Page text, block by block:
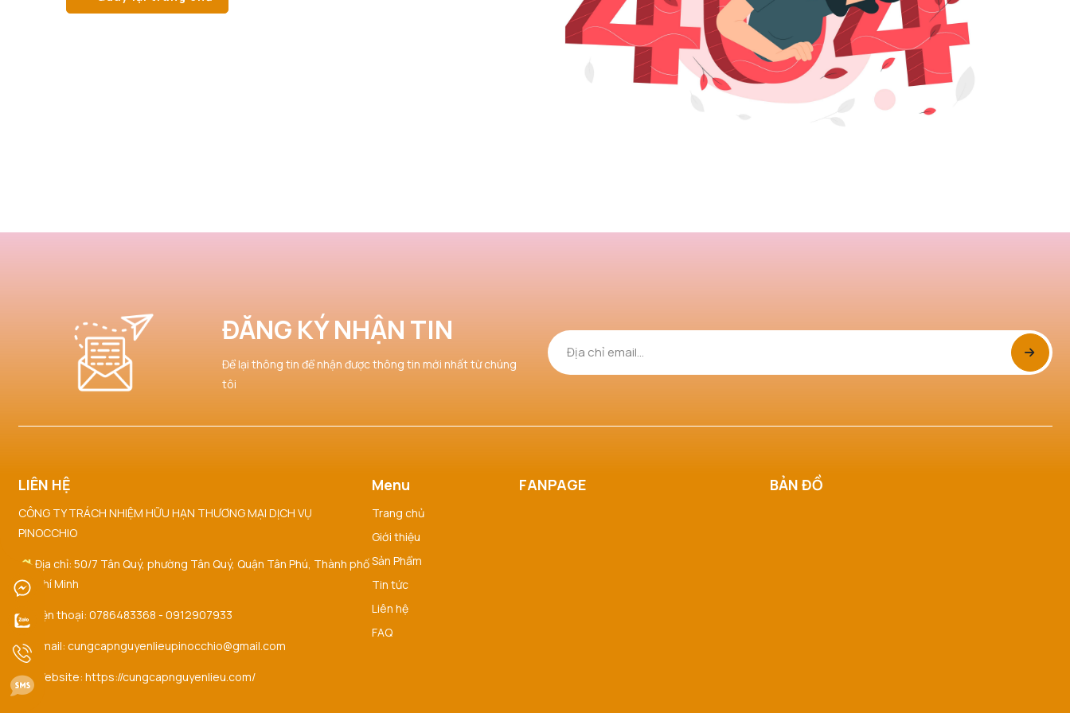
ĐĂNG KÝ NHẬN TIN
Để lại thông tin để nhận được thông tin mới nhất từ chúng
tôi
LIÊN HỆ
CÔNG TY TRÁCH NHIỆM HỮU HẠN THƯƠNG MẠI DỊCH VỤ
PINOCCHIO
Địa chỉ: 50/7 Tân Quý, phường Tân Quý, Quận Tân Phú, Thành phố
Hồ Chí Minh
Điện thoại: 0786483368 - 0912907933
Email: cungcapnguyenlieupinocchio@gmail.com
Website: https://cungcapnguyenlieu.com/
Menu
Trang chủ
Giới thiệu
Sản Phẩm
Tin tức
Liên hệ
FAQ
FANPAGE BẢN ĐỒ